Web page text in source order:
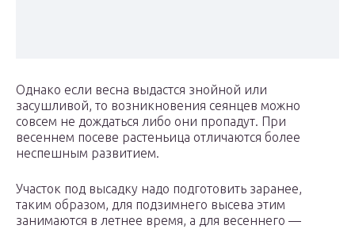
Однако если весна выдастся знойной или
засушливой, то возникновения сеянцев можно
совсем не дождаться либо они пропадут. При
весеннем посеве растеньица отличаются более
неспешным развитием.
Участок под высадку надо подготовить заранее,
таким образом, для подзимнего высева этим
занимаются в летнее время, а для весеннего —